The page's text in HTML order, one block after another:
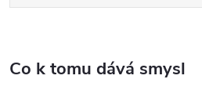
Co k tomu dává smysl